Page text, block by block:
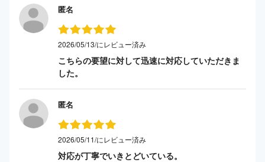
匿名
2026/05/13/にレビュー済み
こちらの要望に対して迅速に対応していただきま
した。
匿名
2026/05/11/にレビュー済み
対応が丁寧でいきとどいている。